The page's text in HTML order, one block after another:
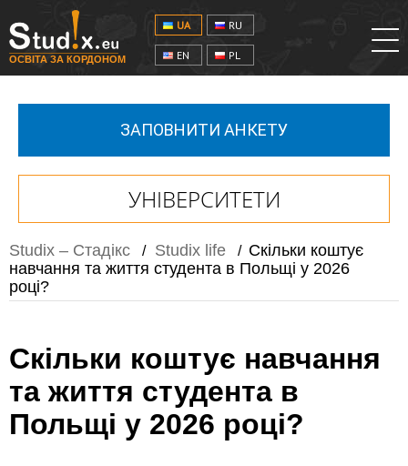
ОСВІТА ЗА КОРДОНОМ
UA RU
EN PL
ЗАПОВНИТИ АНКЕТУ
УНІВЕРСИТЕТИ
Studix – Стадікс / Studix life / Скільки коштує
навчання та життя студента в Польщі у 2026
році?
Скільки коштує навчання
та життя студента в
Польщі у 2026 році?